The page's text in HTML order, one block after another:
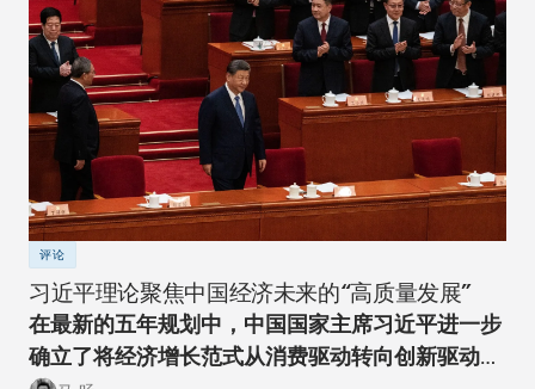
评论
习近平理论聚焦中国经济未来的“高质量发展”
在最新的五年规划中，中国国家主席习近平进一步
确立了将经济增长范式从消费驱动转向创新驱动的